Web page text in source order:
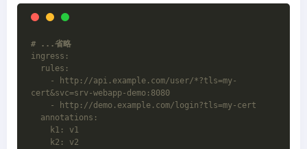
# ...省略
ingress:
rules:
- http://api.example.com/user/*?tls=my-
cert&svc=srv-webapp-demo:8080
- http://demo.example.com/login?tls=my-cert
annotations:
k1: v1
k2: v2